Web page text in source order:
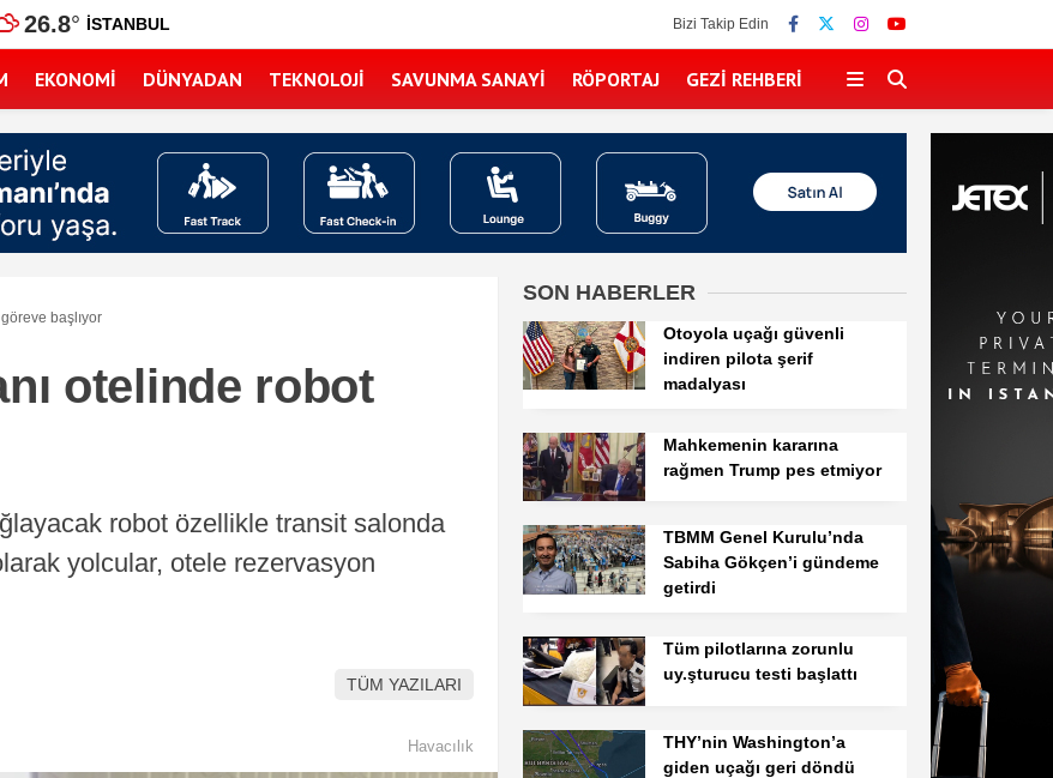
26.8° İSTANBUL Bizi Takip Edin
EKONOMI DÜNYADAN TEKNOLOJI SAVUNMA SANAYI RÖPORTAJ GEZI REHBERI
başlıyor
otelinde robot
robot özellikle transit salonda
yolcular, otele rezervasyon
TÜM YAZILARI
Havacılık
SON HABERLER
Otoyola uçağı güvenli
indiren pilota şerif
madalyası
Mahkemenin kararına
rağmen Trump pes etmiyor
TBMM Genel Kurulu’nda
Sabiha Gökçen’i gündeme
getirdi
Tüm pilotlarına zorunlu
uy.şturucu testi başlattı
THY’nin Washington’a
giden uçağı geri döndü